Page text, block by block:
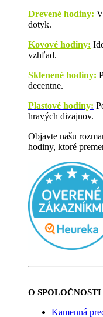
Drevené hodiny:
dotyk.
Kovové hodiny:
vzhľad.
Sklenené hodiny:
decentne.
Plastové hodiny:
hravých dizajnov.
Objavte našu
hodiny, ktoré
O SPOLOČNOSTI
Kamenná